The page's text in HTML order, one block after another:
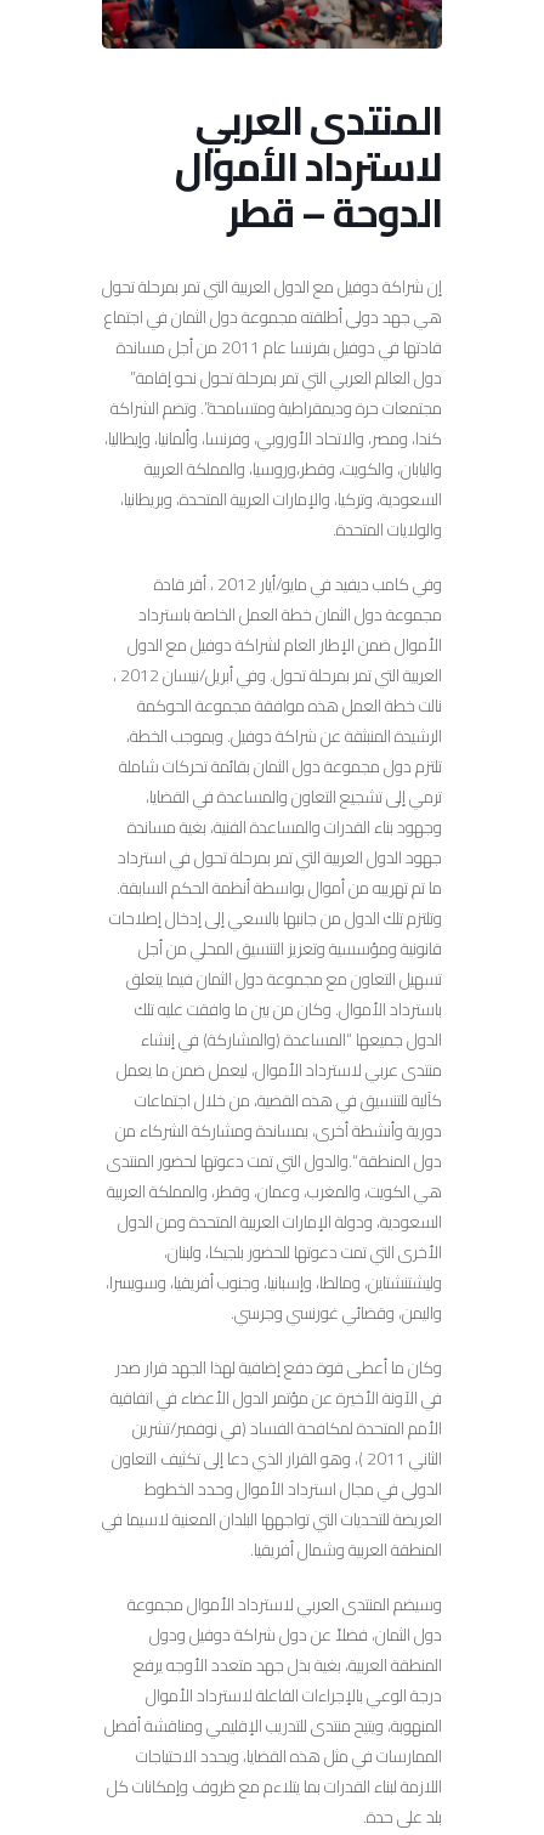
المنتدى العربي
لاسترداد الأموال
الدوحة – قطر
إن شراكة دوفيل مع الدول العربية التي تمر بمرحلة تحول
هي جهد دولي أطلقته مجموعة دول الثمان في اجتماع
قادتها في دوفيل بفرنسا عام 2011 من أجل مساندة
دول العالم العربي التي تمر بمرحلة تحول نحو إقامة”
مجتمعات حرة وديمقراطية ومتسامحة”. وتضم الشراكة
كندا، ومصر، والاتحاد الأوروبي، وفرنسا، وألمانيا، وإيطاليا،
واليابان، والكويت، وقطر،وروسيا، والمملكة العربية
السعودية، وتركيا، والإمارات العربية المتحدة، وبريطانيا،
والولايات المتحدة.
وفي كامب ديفيد في مايو/أيار 2012 ، أقر قادة
مجموعة دول الثمان خطة العمل الخاصة باسترداد
الأموال ضمن الإطار العام لشراكة دوفيل مع الدول
العربية التي تمر بمرحلة تحول. وفي أبريل/نيسان 2012 ،
نالت خطة العمل هذه موافقة مجموعة الحوكمة
الرشيدة المنبثقة عن شراكة دوفيل. وبموجب الخطة،
تلتزم دول مجموعة دول الثمان بقائمة تحركات شاملة
ترمي إلى تشجيع التعاون والمساعدة في القضايا،
وجهود بناء القدرات والمساعدة الفنية، بغية مساندة
جهود الدول العربية التي تمر بمرحلة تحول في استرداد
ما تم تهريبه من أموال بواسطة أنظمة الحكم السابقة.
وتلتزم تلك الدول من جانبها بالسعي إلى إدخال إصلاحات
قانونية ومؤسسية وتعزيز التنسيق المحلي من أجل
تسهيل التعاون مع مجموعة دول الثمان فيما يتعلق
باسترداد الأموال. وكان من بين ما وافقت عليه تلك
الدول جميعها “المساعدة (والمشاركة) في إنشاء
منتدى عربي لاسترداد الأموال، ليعمل ضمن ما يعمل
كآلية للتنسيق في هذه القضية، من خلال اجتماعات
دورية وأنشطة أخرى، بمساندة ومشاركة الشركاء من
دول المنطقة “.والدول التي تمت دعوتها لحضور المنتدى
هي الكويت، والمغرب، وعمان، وقطر، والمملكة العربية
السعودية، ودولة الإمارات العربية المتحدة ومن الدول
الأخرى التي تمت دعوتها للحضور بلجيكا، ولبنان،
وليشتنشتاين، ومالطا، وإسبانيا، وجنوب أفريقيا، وسويسرا،
واليمن، وقضائي غورنسي وجرسي.
وكان ما أعطى قوة دفع إضافية لهذا الجهد قرار صدر
في الآونة الأخيرة عن مؤتمر الدول الأعضاء في اتفاقية
الأمم المتحدة لمكافحة الفساد (في نوفمبر/تشرين
الثاني 2011 )، وهو القرار الذي دعا إلى تكثيف التعاون
الدولي في مجال استرداد الأموال وحدد الخطوط
العريضة للتحديات التي تواجهها البلدان المعنية لاسيما في
المنطقة العربية وشمال أفريقيا.
وسيضم المنتدى العربي لاسترداد الأموال مجموعة
دول الثمان، فضلاً عن دول شراكة دوفيل ودول
المنطقة العربية، بغية بذل جهد متعدد الأوجه يرفع
درجة الوعي بالإجراءات الفاعلة لاسترداد الأموال
المنهوبة، ويتيح منتدى للتدريب الإقليمي ومناقشة أفضل
الممارسات في مثل هذه القضايا، ويحدد الاحتياجات
اللازمة لبناء القدرات بما يتلاءم مع ظروف وإمكانات كل
بلد على حدة.